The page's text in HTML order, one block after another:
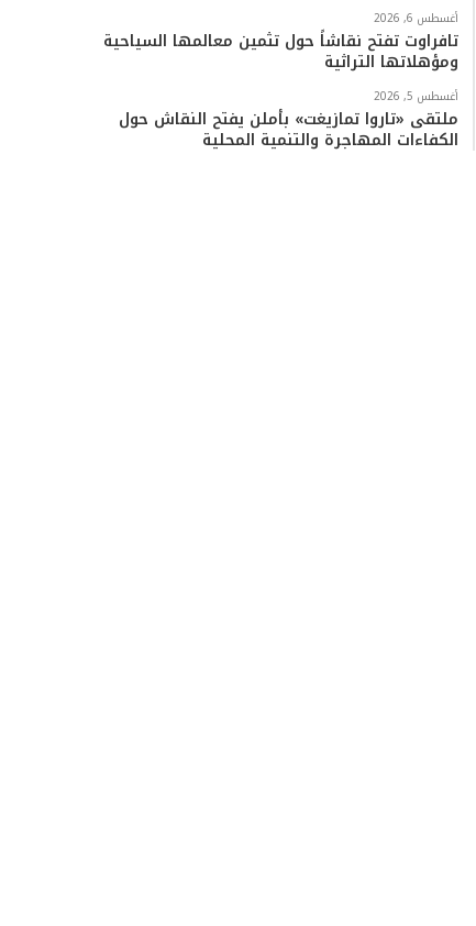
أغسطس 6, 2026
تافراوت تفتح نقاشاً حول تثمين معالمها السياحية
ومؤهلاتها التراثية
أغسطس 5, 2026
ملتقى «تاروا تمازيغت» بأملن يفتح النقاش حول
الكفاءات المهاجرة والتنمية المحلية